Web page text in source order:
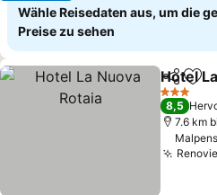
Wähle Reisedaten aus, um die
Preise zu sehen
TeilenZu
Hotel
3 Sterne
8,5
7.6 km